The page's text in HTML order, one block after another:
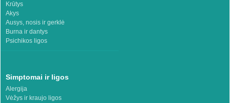
Krūtys
Akys
Ausys, nosis ir gerklė
Burna ir dantys
Psichikos ligos
Simptomai ir ligos
Alergija
Vėžys ir kraujo ligos